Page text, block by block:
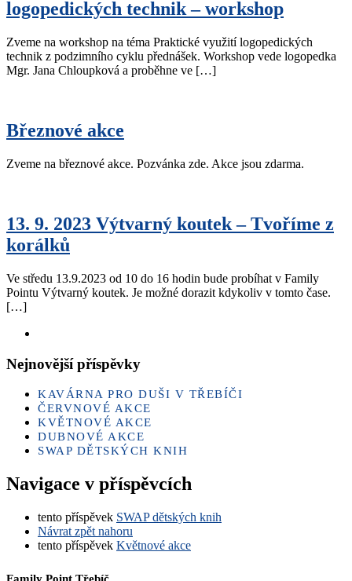
logopedických technik – workshop
Zveme na workshop na téma Praktické využití logopedických
technik z podzimního cyklu přednášek. Workshop vede logopedka
Mgr. Jana Chloupková a proběhne ve […]
Březnové akce
Zveme na březnové akce. Pozvánka zde. Akce jsou zdarma.
13. 9. 2023 Výtvarný koutek – Tvoříme z
korálků
Ve středu 13.9.2023 od 10 do 16 hodin bude probíhat v Family
Pointu Výtvarný koutek. Je možné dorazit kdykoliv v tomto čase.
[…]
Nejnovější příspěvky
KAVÁRNA PRO DUŠI V TŘEBÍČI
ČERVNOVÉ AKCE
KVĚTNOVÉ AKCE
DUBNOVÉ AKCE
SWAP DĚTSKÝCH KNIH
Navigace v příspěvcích
tento příspěvek SWAP dětských knih
Návrat zpět nahoru
tento příspěvek Květnové akce
Family Point Třebíč